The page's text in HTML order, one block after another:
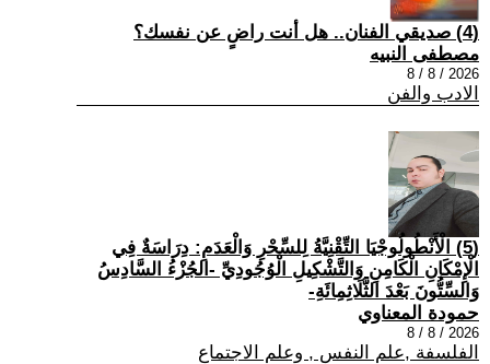
(4) صديقي الفنان.. هل أنت راضٍ عن نفسك؟
مصطفى النبيه
2026 / 8 / 8
الادب والفن
(5) الْأَنْطُولُوجْيَا التِّقْنِيَّةُ لِلسِّحْرِ وَالْعَدَمِ: دِرَاسَةٌ فِي
الْإِمْكَانِ الْكَامِنِ وَالتَّشْكِيلِ الْوُجُودِيِّ -الجُزْءُ السَّادِسُ
وَالسِّتُّونَ بَعْدَ الثَّلَاثِمِائَةِ-
حمودة المعناوي
2026 / 8 / 8
الفلسفة ,علم النفس , وعلم الاجتماع